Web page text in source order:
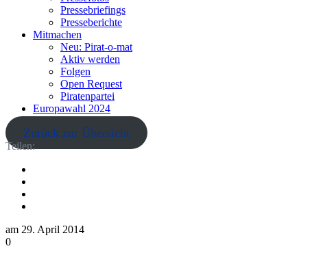
Pressebriefings
Presseberichte
Mitmachen
Neu: Pirat-o-mat
Aktiv werden
Folgen
Open Request
Piratenpartei
Europawahl 2024
Zurück zur Übersicht
Teilen:
am 29. April 2014
0